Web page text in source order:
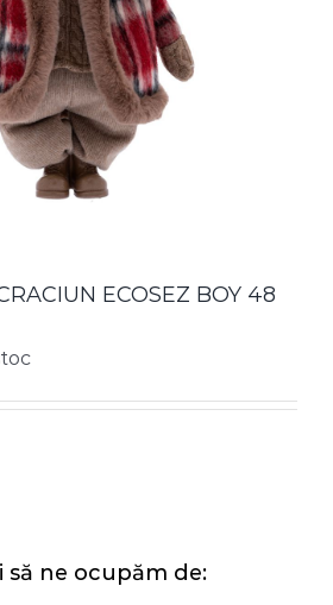
ECOSEZ BOY 48
să ne ocupăm de: